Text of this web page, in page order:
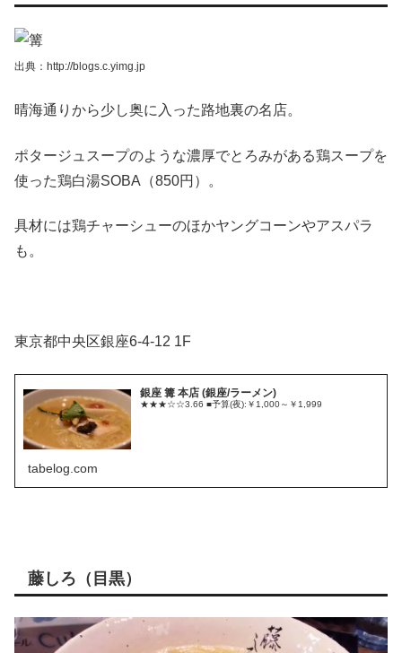
出典：http://blogs.c.yimg.jp
晴海通りから少し奥に入った路地裏の名店。
ポタージュスープのような濃厚でとろみがある鶏スープを
使った鶏白湯SOBA（850円）。
具材には鶏チャーシューのほかヤングコーンやアスパラ
も。
東京都中央区銀座6-4-12 1F
銀座 篝 本店 (銀座/ラーメン)
★★★☆☆3.66 ■予算(夜):￥1,000～￥1,999
tabelog.com
藤しろ（目黒）